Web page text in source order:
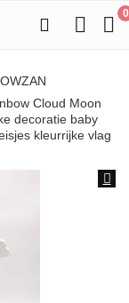
0
Cloud Moon
decoratie baby
kleurrijke vlag